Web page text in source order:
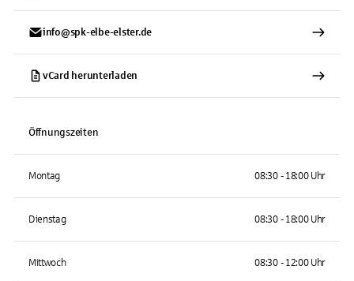
info@spk-elbe-elster.de
vCard herunterladen
Öffnungszeiten
Montag 08:30 - 18:00 Uhr
Dienstag 08:30 - 18:00 Uhr
Mittwoch 08:30 - 12:00 Uhr